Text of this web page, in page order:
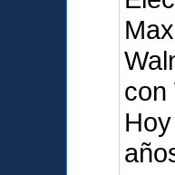
con